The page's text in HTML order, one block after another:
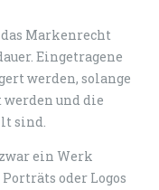
Markenrecht
Eingetragene
werden, solange
und die
sind.
ein Werk
oder Logos